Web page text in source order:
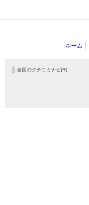
ホーム
全国のクチコミナビ(R)